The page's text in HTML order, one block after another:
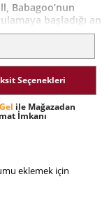
Babagoo’nun
başladığı an
Seçenekleri
ile Mağazadan
İmkanı
eklemek için